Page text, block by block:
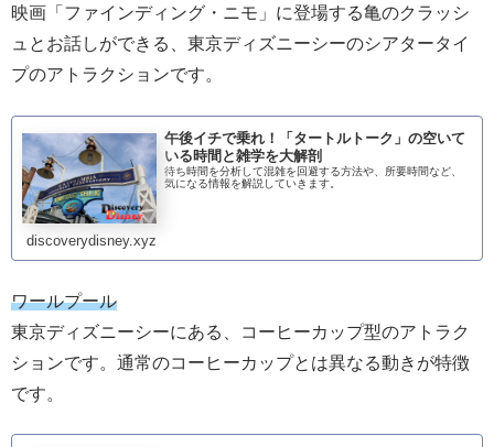
映画「ファインディング・ニモ」に登場する亀のクラッシ
ュとお話しができる、東京ディズニーシーのシアタータイ
プのアトラクションです。
午後イチで乗れ！「タートルトーク」の空いて
いる時間と雑学を大解剖
待ち時間を分析して混雑を回避する方法や、所要時間など、
気になる情報を解説していきます。
discoverydisney.xyz
ワールプール
東京ディズニーシーにある、コーヒーカップ型のアトラク
ションです。通常のコーヒーカップとは異なる動きが特徴
です。